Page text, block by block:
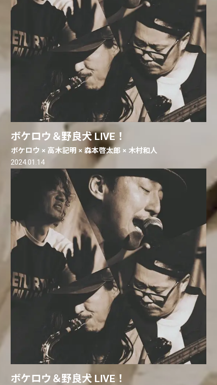
ボケロウ＆野良犬 LIVE！
ボケロウ × 高木記明 × 森本啓太郎 × 木村和人
2024.01.14
ボケロウ＆野良犬 LIVE！